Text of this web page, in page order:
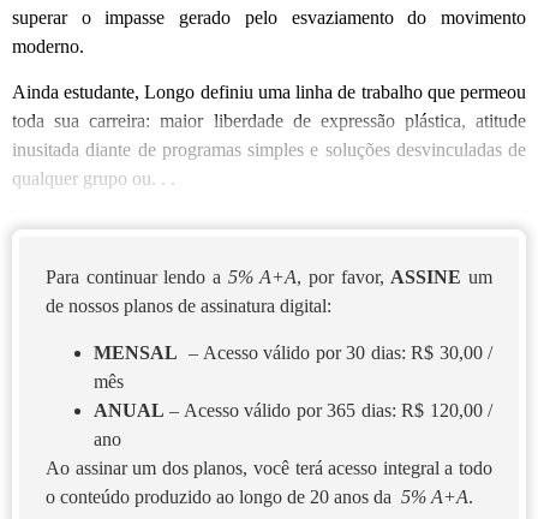
superar o impasse gerado pelo esvaziamento do movimento
moderno.
Ainda estudante, Longo definiu uma linha de trabalho que permeou
toda sua carreira: maior liberdade de expressão plástica, atitude
inusitada diante de programas simples e soluções desvinculadas de
qualquer grupo ou. . .
Para continuar lendo a 5% A+A, por favor, ASSINE um
de nossos planos de assinatura digital:
MENSAL – Acesso válido por 30 dias: R$ 30,00 /
mês
ANUAL – Acesso válido por 365 dias: R$ 120,00 /
ano
Ao assinar um dos planos, você terá acesso integral a todo
o conteúdo produzido ao longo de 20 anos da 5% A+A.